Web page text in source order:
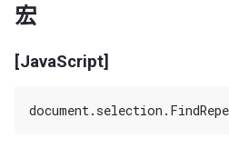
宏
[JavaScript]